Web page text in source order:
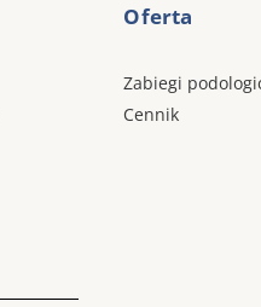
Oferta
Zabiegi
Cennik